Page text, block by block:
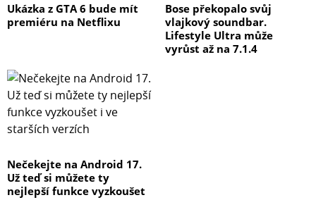
Ukázka z GTA 6 bude mít
premiéru na Netflixu
Bose překopalo svůj
vlajkový soundbar.
Lifestyle Ultra může
vyrůst až na 7.1.4
Nečekejte na Android 17.
Už teď si můžete ty
nejlepší funkce vyzkoušet